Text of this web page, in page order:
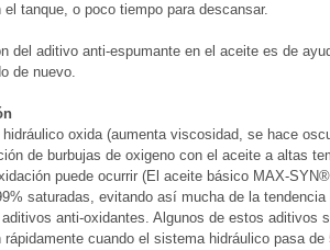
el tanque, o poco tiempo para descansar.
del aditivo anti-espumante en el aceite es de
de nuevo.
hidráulico oxida (aumenta viscosidad, se hace
de burbujas de oxigeno con el aceite a altas
puede ocurrir (El aceite básico MAX-
saturadas, evitando así mucha de la
anti-oxidantes. Algunos de estos aditivos
rápidamente cuando el sistema hidráulico pasa